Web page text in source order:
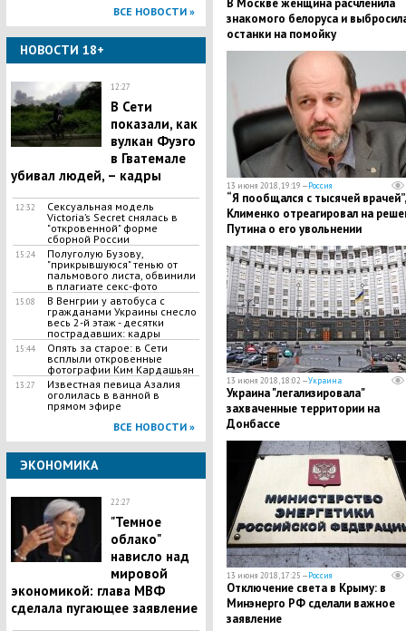
ВСЕ НОВОСТИ »
НОВОСТИ 18+
12:27
В Сети
показали, как
вулкан Фуэго
в Гватемале
убивал людей, – кадры
12:32
Сексуальная модель
Victoria’s Secret снялась в
"откровенной" форме
сборной России
15:24
Полуголую Бузову,
"прикрывшуюся" тенью от
пальмового листа, обвинили
в плагиате секс-фото
15:08
В Венгрии у автобуса с
гражданами Украины снесло
весь 2-й этаж - десятки
пострадавших: кадры
15:44
Опять за старое: в Сети
всплыли откровенные
фотографии Ким Кардашьян
13:27
Известная певица Азалия
оголилась в ванной в
прямом эфире
ВСЕ НОВОСТИ »
ЭКОНОМИКА
22:27
"Темное
облако"
нависло над
мировой
экономикой: глава МВФ
сделала пугающее заявление
​В Москве женщина расчленила
знакомого белоруса и
останки на помойку
13 июня 2018, 19:19 —Россия
“Я пообщался с тысячей
Клименко отреагировал на
Путина о его увольнении
13 июня 2018, 18:02 —Украина
Украина "легализировала"
захваченные территории на
Донбассе
13 июня 2018, 17:25 —Россия
Отключение света в Крыму: в
Минэнерго РФ сделали важное
заявление